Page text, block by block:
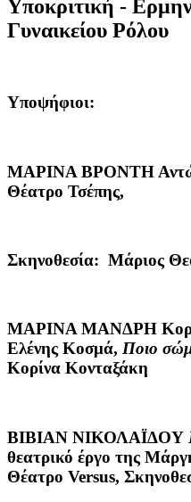
Υποκριτική -
Γυναικείου Ρόλου
Υποψήφιοι:
ΜΑΡΙΝΑ ΒΡΟΝΤΗ
Θέατρο Τσέπης,
Σκηνοθεσία: Μάριος
ΜΑΡΙΝΑ ΜΑΝΔΡΗ
Ελένης Κοσμά, Ποιο
Κορίνα Κονταξάκη
ΒΙΒΙΑΝ ΝΙΚΟΛΑΪΔΟΥ
θεατρικό έργο της
Θέατρο Versus,